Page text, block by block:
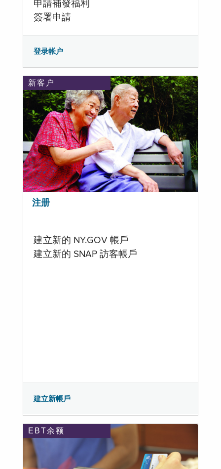
申請補發福利
簽署申請
登录帐户
新客户
注册
建立新的 NY.GOV 帳戶
建立新的 SNAP 訪客帳戶
建立新帳戶
EBT余额